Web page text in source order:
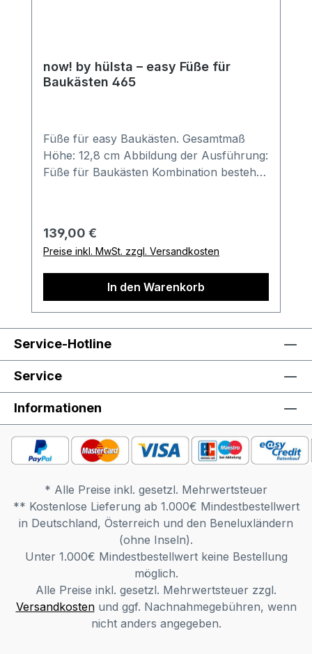
now! by hülsta – easy Füße für
Baukästen 465
Füße für easy Baukästen. Gesamtmaß
Höhe: 12,8 cm Abbildung der Ausführung:
Füße für Baukästen Kombination besteht
Ihren Bestellvorgang wird sich unser
freundliches Verkäuferteam bei Ihnen
melden. Gerne können Sie hierbei auch
weitere Sonderwünsche besprechen.
abweichen. Deko oder andere Beimöbel
abweichen.
Regulärer Preis:
139,00 €
Preise inkl. MwSt. zzgl. Versandkosten
In den Warenkorb
Service-Hotline
Service
Informationen
* Alle Preise inkl. gesetzl. Mehrwertsteuer
** Kostenlose Lieferung ab 1.000€ Mindestbestellwert
in Deutschland, Österreich und den Beneluxländern
(ohne Inseln).
Unter 1.000€ Mindestbestellwert keine Bestellung
möglich.
Alle Preise inkl. gesetzl. Mehrwertsteuer zzgl.
Versandkostenund ggf. Nachnahmegebühren, wenn
nicht anders angegeben.